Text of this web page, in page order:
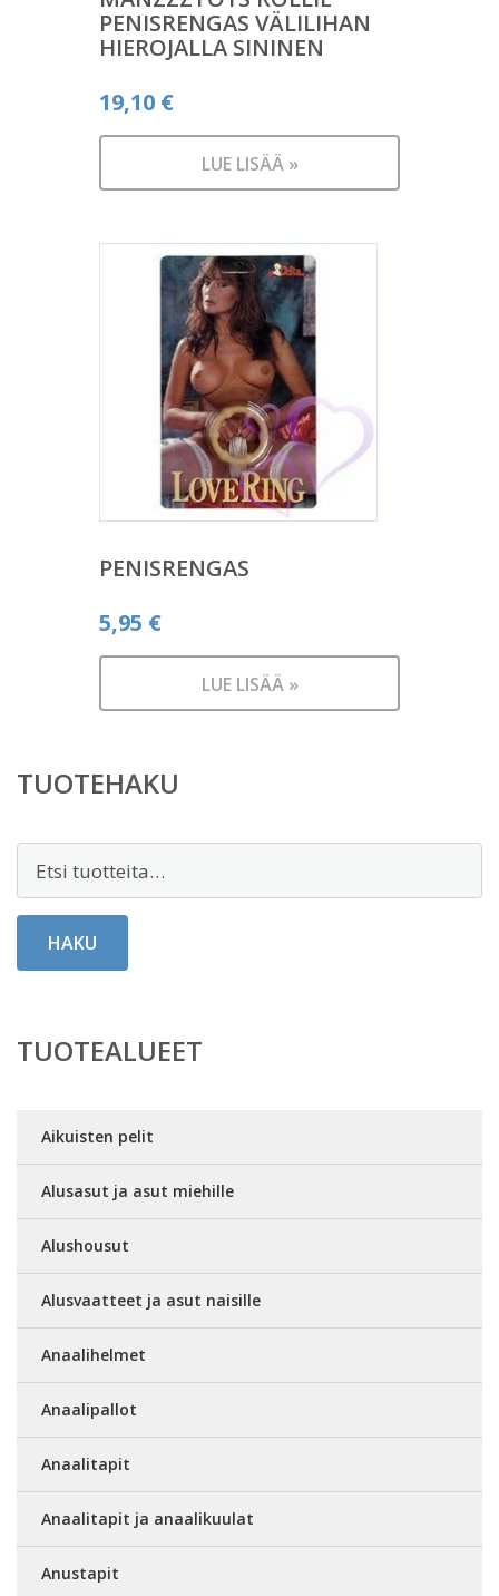
PENISRENGAS VÄLILIHAN
HIEROJALLA SININEN
19,10 €
LUE LISÄÄ »
PENISRENGAS
5,95 €
LUE LISÄÄ »
TUOTEHAKU
HAKU
TUOTEALUEET
Aikuisten pelit
Alusasut ja asut miehille
Alushousut
Alusvaatteet ja asut naisille
Anaalihelmet
Anaalipallot
Anaalitapit
Anaalitapit ja anaalikuulat
Anustapit